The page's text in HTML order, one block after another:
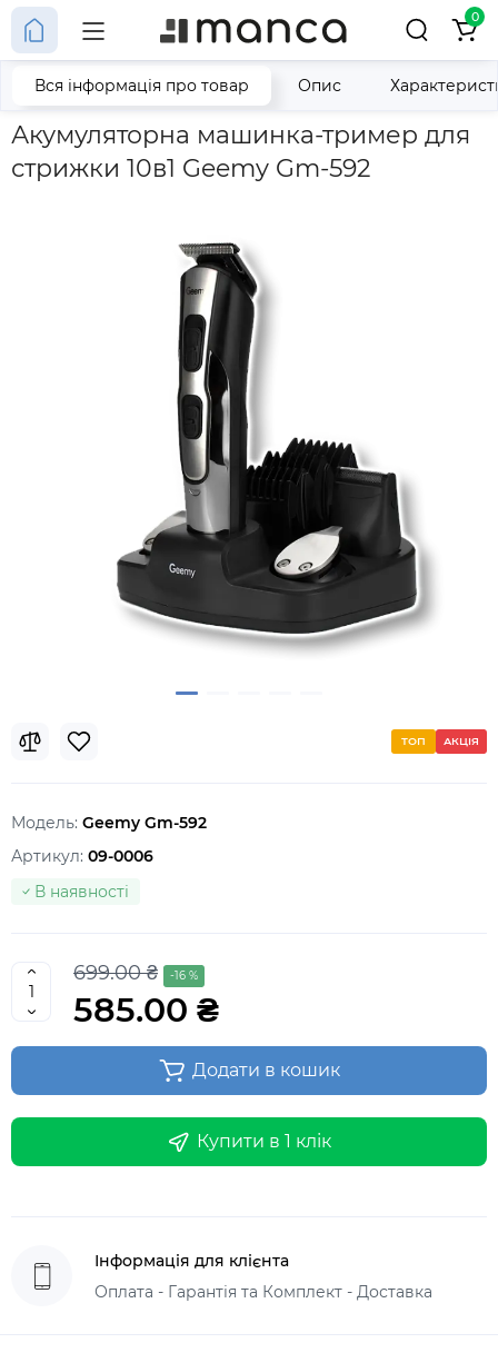
0
Головна Акумуляторна машинка-тример для стрижки 10в1
Акумуляторна машинка-тример для
стрижки 10в1 Geemy Gm-592
Вся інформація про товар Опис
АКЦІЯ
ТОП
Модель: Geemy Gm-592
Артикул: 09-0006
В наявності
699.00 ₴ -16 %
585.00 ₴
Додати в кошик
Купити в 1 клік
Інформація для клієнта
Оплата - Гарантія та Комплект - Доставка